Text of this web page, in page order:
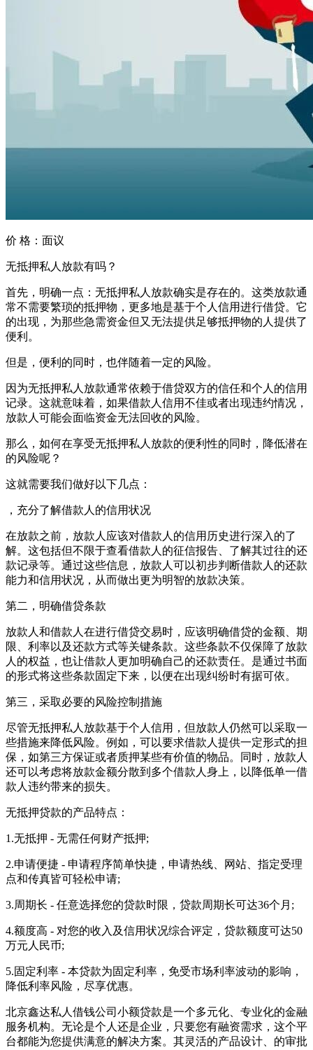
价 格： 面议
无抵押私人放款有吗？
首先，明确一点：无抵押私人放款确实是存在的。这类放款通
常不需要繁琐的抵押物，更多地是基于个人信用进行借贷。它
的出现，为那些急需资金但又无法提供足够抵押物的人提供了
便利。
但是，便利的同时，也伴随着一定的风险。
因为无抵押私人放款通常依赖于借贷双方的信任和个人的信用
记录。这就意味着，如果借款人信用不佳或者出现违约情况，
放款人可能会面临资金无法回收的风险。
那么，如何在享受无抵押私人放款的便利性的同时，降低潜在
的风险呢？
这就需要我们做好以下几点：
，充分了解借款人的信用状况
在放款之前，放款人应该对借款人的信用历史进行深入的了
解。这包括但不限于查看借款人的征信报告、了解其过往的还
款记录等。通过这些信息，放款人可以初步判断借款人的还款
能力和信用状况，从而做出更为明智的放款决策。
第二，明确借贷条款
放款人和借款人在进行借贷交易时，应该明确借贷的金额、期
限、利率以及还款方式等关键条款。这些条款不仅保障了放款
人的权益，也让借款人更加明确自己的还款责任。是通过书面
的形式将这些条款固定下来，以便在出现纠纷时有据可依。
第三，采取必要的风险控制措施
尽管无抵押私人放款基于个人信用，但放款人仍然可以采取一
些措施来降低风险。例如，可以要求借款人提供一定形式的担
保，如第三方保证或者质押某些有价值的物品。同时，放款人
还可以考虑将放款金额分散到多个借款人身上，以降低单一借
款人违约带来的损失。
无抵押贷款的产品特点：
1.无抵押 - 无需任何财产抵押;
2.申请便捷 - 申请程序简单快捷，申请热线、网站、指定受理
点和传真皆可轻松申请;
3.周期长 - 任意选择您的贷款时限，贷款周期长可达36个月;
4.额度高 - 对您的收入及信用状况综合评定，贷款额度可达50
万元人民币;
5.固定利率 - 本贷款为固定利率，免受市场利率波动的影响，
降低利率风险，尽享优惠。
北京鑫达私人借钱公司小额贷款是一个多元化、专业化的金融
服务机构。无论是个人还是企业，只要您有融资需求，这个平
台都能为您提供满意的解决方案。其灵活的产品设计、的审批